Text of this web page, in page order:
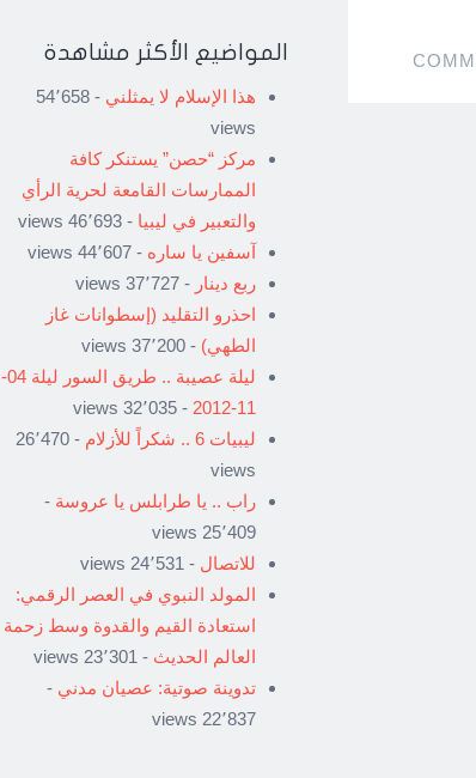
المواضيع الأكثر مشاهدة
هذا الإسلام لا يمثلني
- 54٬658
views
مركز “حصن” يستنكر كافة
الممارسات القامعة لحرية الرأي
والتعبير في ليبيا - 46٬693 views
آسفين يا ساره - 44٬607 views
ربع دينار - 37٬727 views
احذرو التقليد (إسطوانات غاز
الطهي) - 37٬200 views
ليلة عصيبة .. طريق السور ليلة 04-
11-2012
- 32٬035 views
ليبيات 6 .. شكراً للأزلام
- 26٬470
views
راب .. يا طرابلس يا عروسة -
25٬409 views
للاتصال - 24٬531 views
المولد النبوي في العصر الرقمي:
استعادة القيم والقدوة وسط زحمة
العالم الحديث - 23٬301 views
تدوينة صوتية: عصيان مدني -
22٬837 views